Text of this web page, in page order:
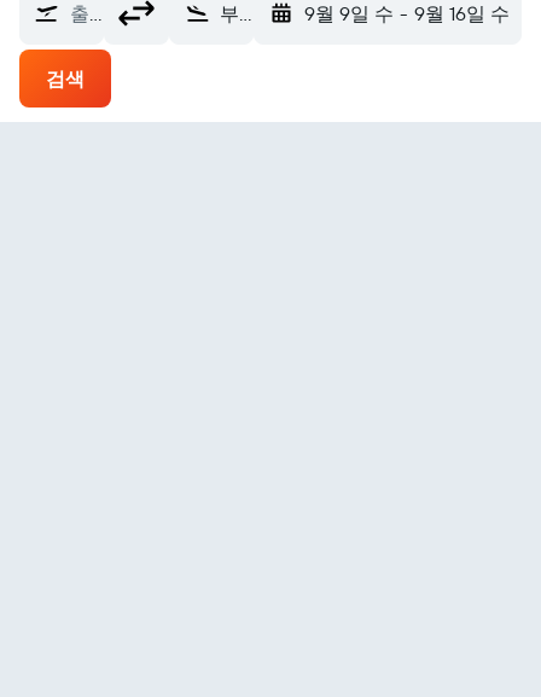
출발지 부에나벤투라 제라르도 토바르 로페즈 에어포트 (BUN) 9월 9일 수 - 9월 16일 수
검색